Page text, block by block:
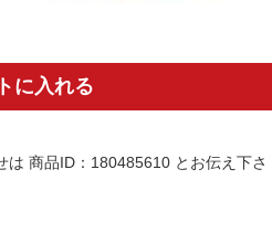
に入れる
は 商品ID：180485610 とお伝え下さ